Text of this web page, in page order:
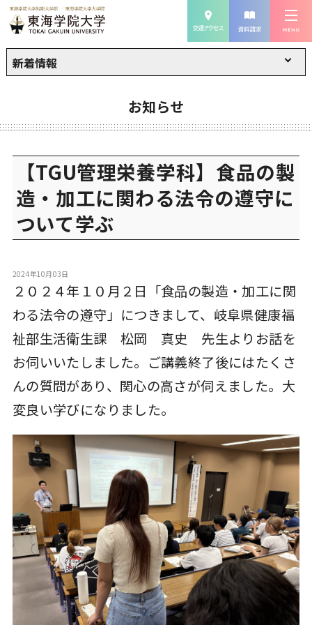
新着情報
お知らせ
【TGU管理栄養学科】食品の製
造・加工に関わる法令の遵守に
ついて学ぶ
2024年10月03日
２０２４年１０月２日「食品の製造・加工に関
わる法令の遵守」につきまして、岐阜県健康福
祉部生活衛生課 松岡 真史 先生よりお話を
お伺いいたしました。ご講義終了後にはたくさ
んの質問があり、関心の高さが伺えました。大
変良い学びになりました。